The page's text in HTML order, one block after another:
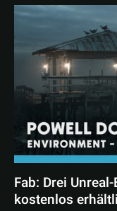
Fab: Drei
kostenlos